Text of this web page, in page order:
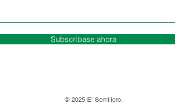
Subscríbase ahora
© 2025 El Semillero.